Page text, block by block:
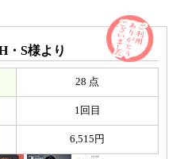
・S様より
28 点
1回目
6,515円